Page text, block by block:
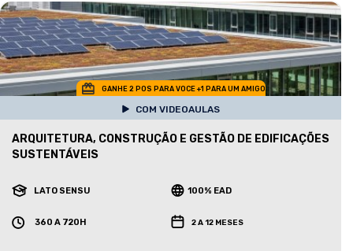
GANHE 2 POS PARA VOCE +1 PARA UM AMIGO
COM VIDEOAULAS
ARQUITETURA, CONSTRUÇÃO E GESTÃO DE EDIFICAÇÕES
SUSTENTÁVEIS
LATO SENSU 100% EAD
360 A 720H 2 A 12 MESES